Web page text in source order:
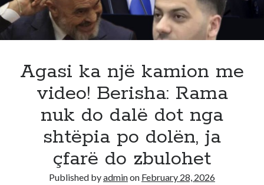
Edi
Rama
i
përgjigjen
që
na
pa
fjalë
Agasi ka një kamion me
video! Berisha: Rama
nuk do dalë dot nga
shtëpia po dolën, ja
çfarë do zbulohet
Published byadminon February 28, 2026